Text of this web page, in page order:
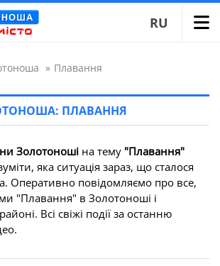
RU
» Плавання
ПЛАВАННЯ
Золотоноші на тему "Плавання"
яка ситуація зараз, що сталося
Оперативно повідомляємо про все,
"Плавання" в Золотоноші і
Всі свіжі події за останню